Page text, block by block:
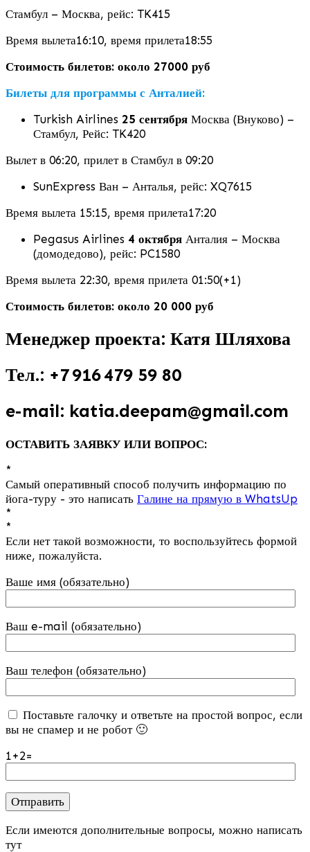
Стамбул – Москва, рейс: TK415
Время вылета16:10, время прилета18:55
Стоимость билетов: около 27000 руб
Билеты для программы с Анталией:
Turkish Airlines 25 сентября Москва (Внуково) –
Стамбул, Рейс: TK420
Вылет в 06:20, прилет в Стамбул в 09:20
SunExpress Ван – Анталья, рейс: XQ7615
Время вылета 15:15, время прилета17:20
Pegasus Airlines 4 октября Анталия – Москва
(домодедово), рейс: PC1580
Время вылета 22:30, время прилета 01:50(+1)
Стоимость билетов: около 20 000 руб
Менеджер проекта: Катя Шляхова
Тел.: +7 916 479 59 80
e-mail: katia.deepam@gmail.com
ОСТАВИТЬ ЗАЯВКУ ИЛИ ВОПРОС:
*
Самый оперативный способ получить информацию по
йога-туру - это написать Галине на прямую в WhatsUp
*
*
Если нет такой возможности, то воспользуйтесь формой
ниже, пожалуйста.
Ваше имя (обязательно)
Ваш e-mail (обязательно)
Ваш телефон (обязательно)
Поставьте галочку и ответьте на простой вопрос, если
вы не спамер и не робот 🙂
1+2=
Если имеются дополнительные вопросы, можно написать
тут